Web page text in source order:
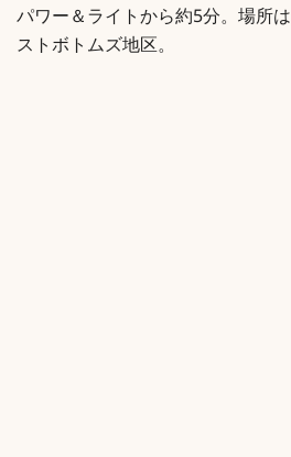
パワー＆ライトから約5分。場所
ストボトムズ地区。